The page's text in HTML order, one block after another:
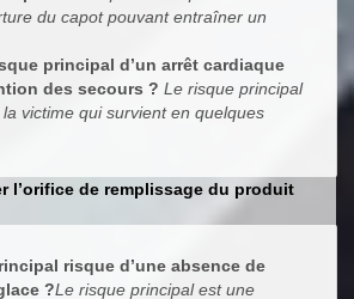
du capot pouvant entraîner un
principal d’un arrêt cardiaque
des secours ? Le risque principal
victime qui survient en quelques
l’orifice de remplissage du produit
risque d’une absence de
?Le risque principal est une